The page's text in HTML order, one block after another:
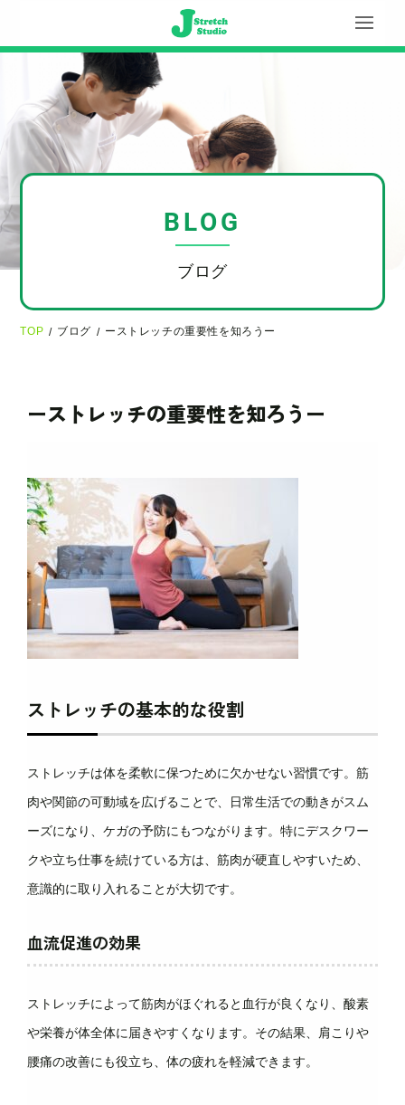
BLOG
ブログ
TOP / ブログ / ーストレッチの重要性を知ろうー
ーストレッチの重要性を知ろうー
ストレッチの基本的な役割
ストレッチは体を柔軟に保つために欠かせない習慣です。筋
肉や関節の可動域を広げることで、日常生活での動きがスム
ーズになり、ケガの予防にもつながります。特にデスクワー
クや立ち仕事を続けている方は、筋肉が硬直しやすいため、
意識的に取り入れることが大切です。
血流促進の効果
ストレッチによって筋肉がほぐれると血行が良くなり、酸素
や栄養が体全体に届きやすくなります。その結果、肩こりや
腰痛の改善にも役立ち、体の疲れを軽減できます。